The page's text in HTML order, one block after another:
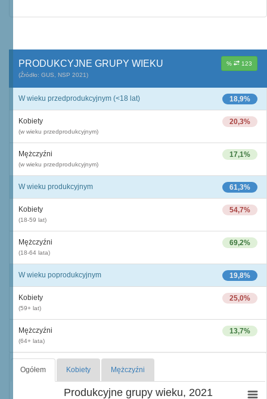
% 123
PRODUKCYJNE GRUPY WIEKU
(Źródło: GUS, NSP 2021)
18,9%
W wieku przedprodukcyjnym (<18 lat)
20,3%
Kobiety
(w wieku przedprodukcyjnym)
17,1%
Mężczyźni
(w wieku przedprodukcyjnym)
61,3%
W wieku produkcyjnym
54,7%
Kobiety
(18-59 lat)
69,2%
Mężczyźni
(18-64 lata)
19,8%
W wieku poprodukcyjnym
25,0%
Kobiety
(59+ lat)
13,7%
Mężczyźni
(64+ lata)
Ogółem Kobiety Mężczyźni
Produkcyjne grupy wieku, 2021